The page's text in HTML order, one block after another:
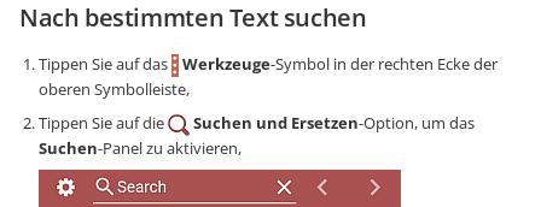
Nach bestimmten Text suchen
Tippen Sie auf das Werkzeuge-Symbol in der rechten Ecke der
oberen Symbolleiste,
Tippen Sie auf die
Suchen und Ersetzen-Option, um das
Suchen-Panel zu aktivieren,